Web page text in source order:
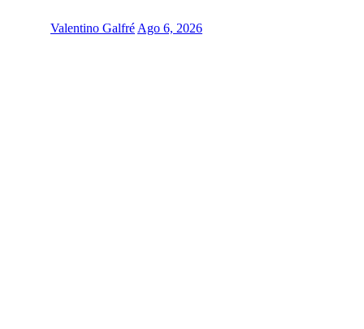
Valentino Galfré Ago 6, 2026